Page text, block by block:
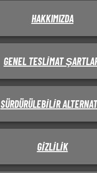
HAKKIMIZDA
GENEL TESLIMAT
SÜRDÜRÜLEBILIR
GIZLILIK